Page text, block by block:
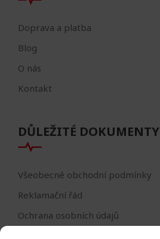
Doprava a platba
Blog
O nás
Kontakt
DŮLEŽITÉ DOKUMENTY
Všeobecné obchodní podmínky
Reklamační řád
Ochrana osobních údajů